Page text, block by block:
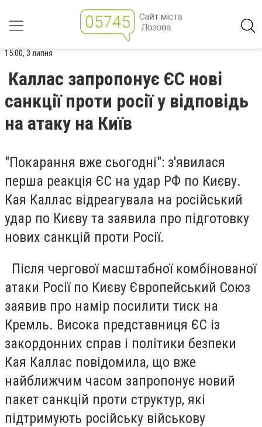
15:00, 3 липня
Каллас запропонує ЄС нові
санкції проти росії у відповідь
на атаку на Київ
"Покарання вже сьогодні": з'явилася
перша реакція ЄС на удар РФ по Києву.
Кая Каллас відреагувала на російський
удар по Києву та заявила про підготовку
нових санкцій проти Росії.
Після чергової масштабної комбінованої
атаки Росії по Києву Європейський Союз
заявив про намір посилити тиск на
Кремль. Висока представниця ЄС із
закордонних справ і політики безпеки
Кая Каллас повідомила, що вже
найближчим часом запропонує новий
пакет санкцій проти структур, які
підтримують російську військову